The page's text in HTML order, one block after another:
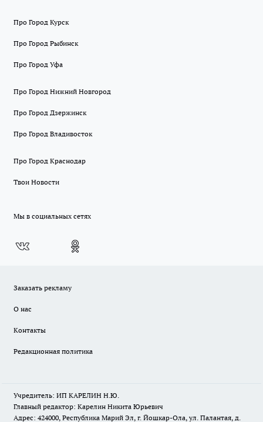
Про Город Курск
Про Город Рыбинск
Про Город Уфа
Про Город Нижний Новгород
Про Город Дзержинск
Про Город Владивосток
Про Город Краснодар
Твои Новости
Мы в социальных сетях
Заказать рекламу
О нас
Контакты
Редакционная политика
Учредитель: ИП КАРЕЛИН Н.Ю.
Главный редактор: Карелин Никита Юрьевич
Адрес: 424000, Республика Марий Эл, г. Йошкар-Ола, ул. Палантая, д.